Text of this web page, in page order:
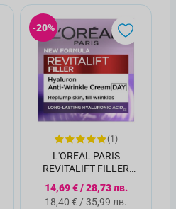
-20%
(1)
L'OREAL PARIS
REVITALIFT FILLER
RENEW DAY CREAM Крем
за лице, 50 мл.
Специална цена
14,69 €/28,73 лв.
Стандартна цена
18,40 €/35,99 лв.